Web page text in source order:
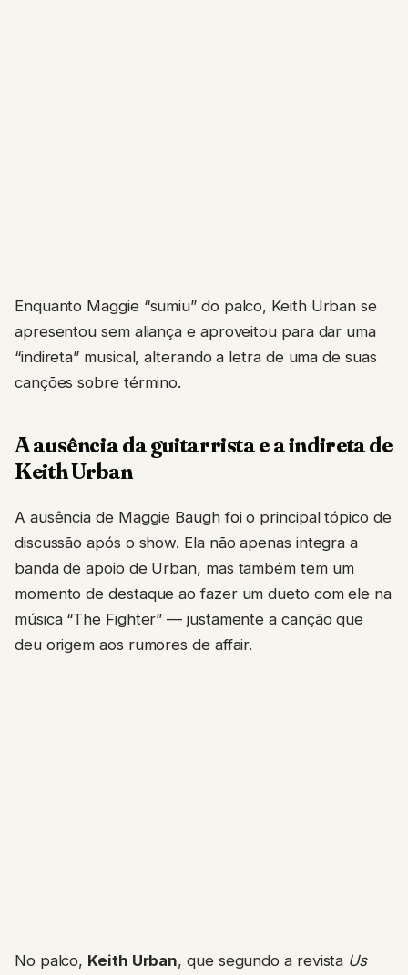
Enquanto Maggie “sumiu” do palco, Keith Urban se
apresentou sem aliança e aproveitou para dar uma
“indireta” musical, alterando a letra de uma de suas
canções sobre término.
A ausência da guitarrista e a indireta de
Keith Urban
A ausência de Maggie Baugh foi o principal tópico de
discussão após o show. Ela não apenas integra a
banda de apoio de Urban, mas também tem um
momento de destaque ao fazer um dueto com ele na
música “The Fighter” — justamente a canção que
deu origem aos rumores de affair.
No palco, Keith Urban, que segundo a revista Us